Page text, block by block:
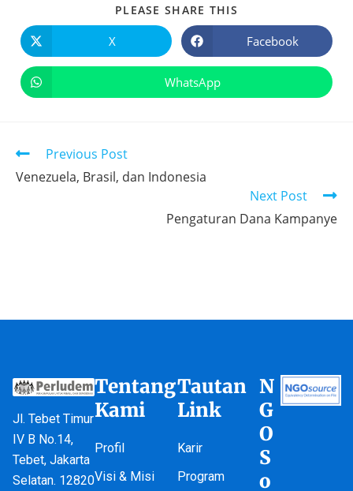
PLEASE SHARE THIS
X Facebook
WhatsApp
Previous Post
Venezuela, Brasil, dan Indonesia
Next Post
Pengaturan Dana Kampanye
Jl. Tebet Timur
IV B No.14,
Tebet, Jakarta
Selatan. 12820
Tentang
Kami
Profil
Visi & Misi
Tautan
Link
Karir
Program
N
G
O
S
o